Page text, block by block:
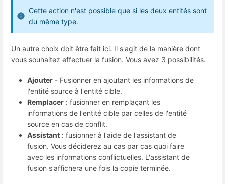
Cette action n'est possible que si les deux entités sont
du même type.
Un autre choix doit être fait ici. Il s'agit de la manière dont
vous souhaitez effectuer la fusion. Vous avez 3 possibilités.
Ajouter - Fusionner en ajoutant les informations de
l'entité source à l'entité cible.
Remplacer : fusionner en remplaçant les
informations de l'entité cible par celles de l'entité
source en cas de conflit.
Assistant : fusionner à l'aide de l'assistant de
fusion. Vous déciderez au cas par cas quoi faire
avec les informations conflictuelles. L'assistant de
fusion s'affichera une fois la copie terminée.